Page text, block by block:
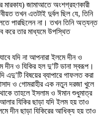
মারকায) জামাআতে অংশগ্রহণকারী
তখন এতটাই দুর্বল ছিল যে, তিনি
পারছিলেন না। তখন তিনি অত্যন্ত
করে তার মাধ্যমে উপস্থিত
যদি না আপনারা ইলমে দীন ও
ও যিকির হল দু’টি ডানা স্বরূপ।
বিষয়ের ব্যাপারে গাফলত করা
ও গোমরাহীর এক নতুন দরজা খুলে
তাহলে ইসলাম ও ঈমান শুধুমাত্র
যিকির ছাড়া যদি ইলম হয় তাও
দীন ছাড়া যিকিরের আধিক্য হয় তাও